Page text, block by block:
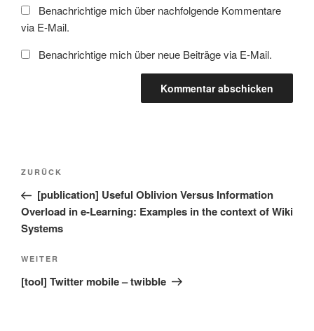
Benachrichtige mich über nachfolgende Kommentare
via E-Mail.
Benachrichtige mich über neue Beiträge via E-Mail.
Beitragsnavigation
Vorheriger
Beitrag
ZURÜCK
[publication] Useful Oblivion Versus Information
Overload in e-Learning: Examples in the context of Wiki
Systems
Nächster
Beitrag
WEITER
[tool] Twitter mobile – twibble